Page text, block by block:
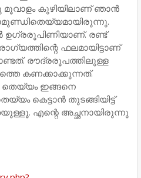
കുഴിയിലാണ് ഞാന്‍
ഉഗ്രരൂപിണിയാണ്. രണ്ട്
ഫലമായിട്ടാണ്
രൗദ്രരൂപത്തിലുള്ള
കണക്കാക്കുന്നത്.
ഇങ്ങനെ
കെട്ടാന്‍ തുടങ്ങിയിട്ട്
എന്റെ അച്ഛനായിരുന്നു